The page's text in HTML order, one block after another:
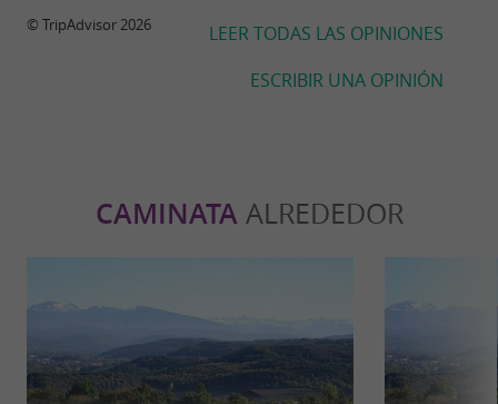
LEER TODAS LAS OPINIONES
ESCRIBIR UNA OPINIÓN
© TripAdvisor 2026
CAMINATAALREDEDOR